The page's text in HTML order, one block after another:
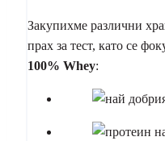
Закупихме различни
прах за тест, като се
100% Whey: